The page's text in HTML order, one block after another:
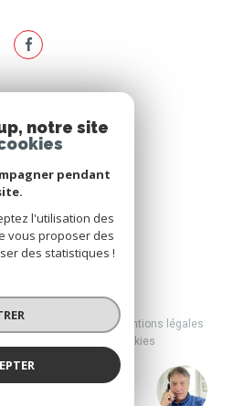
Agence Brussol
adhérons
droits réservés
Nos partenaires
Mentions légales
Cookies
notre site
pendant
l'utilisation des
vous proposer des
des statistiques !